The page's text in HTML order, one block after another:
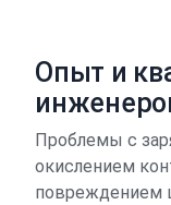
Опыт и
Проблемы с
окислением
повреждением